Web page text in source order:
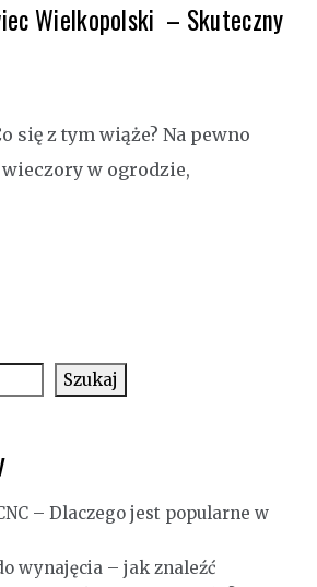
Wielkopolski – Skuteczny
się z tym wiąże? Na pewno
w ogrodzie,
Szukaj
– Dlaczego jest popularne w
wynajęcia – jak znaleźć